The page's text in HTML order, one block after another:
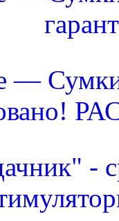
— Сумки
-